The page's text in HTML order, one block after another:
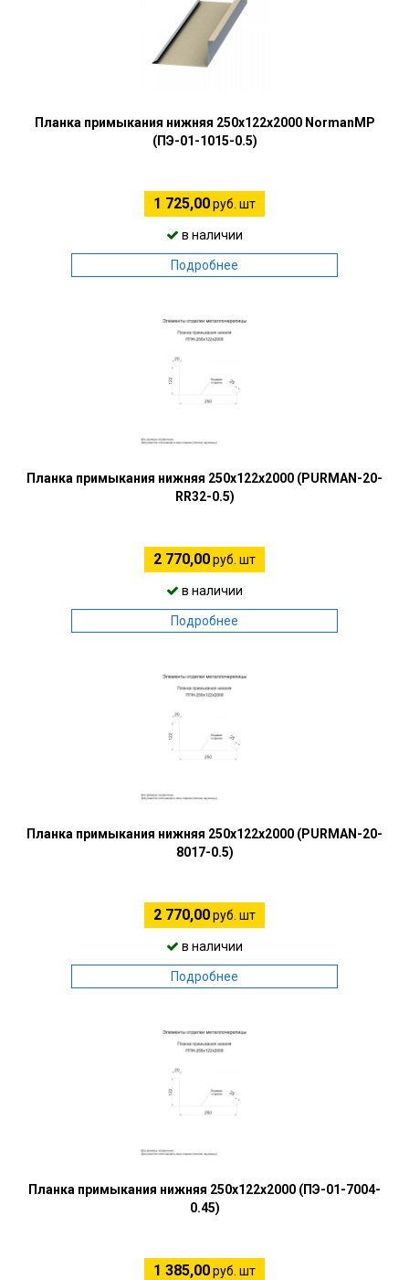
Планка примыкания нижняя 250х122х2000 NormanMP
(ПЭ-01-1015-0.5)
1 725,00руб. шт
в наличии
Подробнее
Планка примыкания нижняя 250х122х2000 (PURMAN-20-
RR32-0.5)
2 770,00руб. шт
в наличии
Подробнее
Планка примыкания нижняя 250х122х2000 (PURMAN-20-
8017-0.5)
2 770,00руб. шт
в наличии
Подробнее
Планка примыкания нижняя 250х122х2000 (ПЭ-01-7004-
0.45)
1 385,00руб. шт